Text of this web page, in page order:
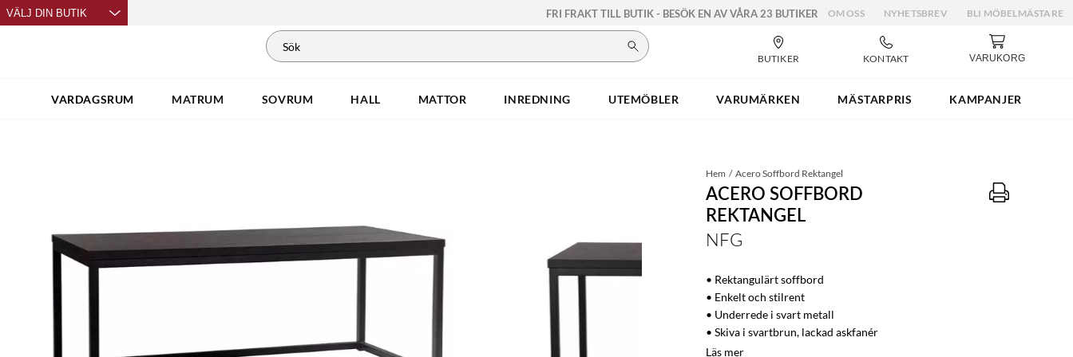
VÄLJ DIN BUTIK FRI FRAKT TILL BUTIK - BESÖK EN AV VÅRA 23 BUTIKER OM OSS NYHETSBREV BLI MÖBELMÄSTARE
BUTIKER KONTAKT VARUKORG
VARDAGSRUM MATRUM SOVRUM HALL MATTOR INREDNING UTEMÖBLER VARUMÄRKEN MÄSTARPRIS KAMPANJER
Hem Acero Soffbord Rektangel
ACERO SOFFBORD
REKTANGEL
NFG
• Rektangulärt soffbord
• Enkelt och stilrent
• Underrede i svart metall
• Skiva i svartbrun, lackad askfanér
Läs mer